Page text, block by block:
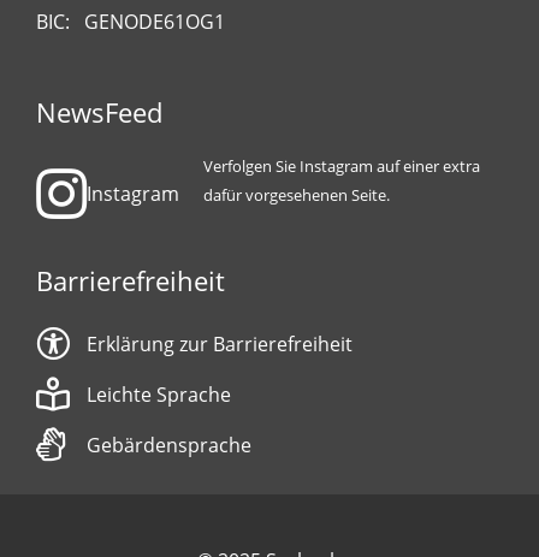
BIC: GENODE61OG1
NewsFeed
Instagram
Verfolgen Sie Instagram auf einer extra
dafür vorgesehenen Seite.
Barrierefreiheit
Erklärung zur Barrierefreiheit
Leichte Sprache
Gebärdensprache